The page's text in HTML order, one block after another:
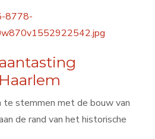
stemmen met de bouw van
de rand van het historische